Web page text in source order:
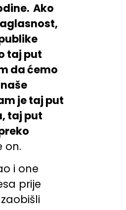
Ako
taj put
da ćemo
je taj put
taj put
on.
i one
prije